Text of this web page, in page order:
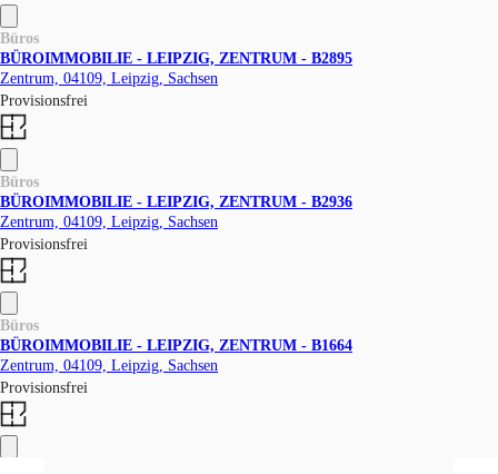
Büros
BÜROIMMOBILIE - LEIPZIG, ZENTRUM - B2895
Zentrum, 04109, Leipzig, Sachsen
Provisionsfrei
Büros
BÜROIMMOBILIE - LEIPZIG, ZENTRUM - B2936
Zentrum, 04109, Leipzig, Sachsen
Provisionsfrei
Büros
BÜROIMMOBILIE - LEIPZIG, ZENTRUM - B1664
Zentrum, 04109, Leipzig, Sachsen
Provisionsfrei